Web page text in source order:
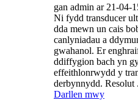
gan admin ar 21-04-
Ni fydd transducer
dda mewn un cais
canlyniadau a
gwahanol. Er
ddiffygion bach yn
effeithlonrwydd y
derbynnydd. Resolut
Darllen mwy